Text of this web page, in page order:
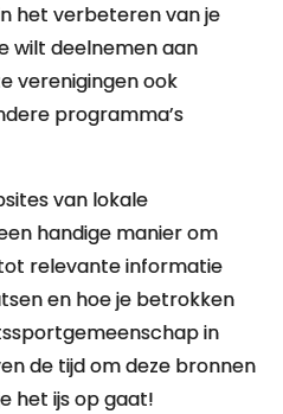
het verbeteren van je
wilt deelnemen aan
verenigingen ook
programma’s
van lokale
handige manier om
relevante informatie
en hoe je betrokken
in
de tijd om deze bronnen
het ijs op gaat!